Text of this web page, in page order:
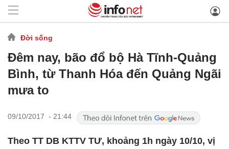
Đời sống
Đêm nay, bão đổ bộ Hà Tĩnh-Quảng
Bình, từ Thanh Hóa đến Quảng Ngãi
mưa to
09/10/2017 - 21:44
Theo TT DB KTTV TƯ, khoảng 1h ngày 10/10, vị